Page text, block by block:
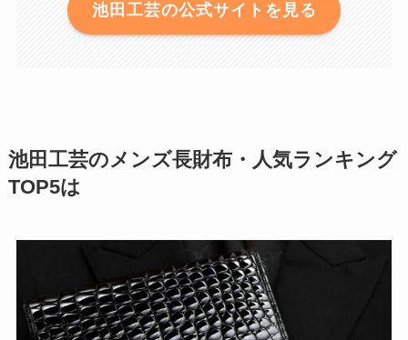
池田工芸の公式サイトを見る
池田工芸のメンズ長財布・人気ランキング
TOP5は